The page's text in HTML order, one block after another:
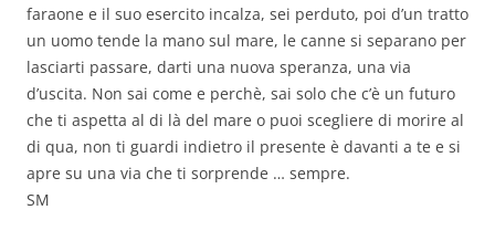
faraone e il suo esercito incalza, sei perduto, poi d’un tratto
un uomo tende la mano sul mare, le canne si separano per
lasciarti passare, darti una nuova speranza, una via
d’uscita. Non sai come e perchè, sai solo che c’è un futuro
che ti aspetta al di là del mare o puoi scegliere di morire al
di qua, non ti guardi indietro il presente è davanti a te e si
apre su una via che ti sorprende … sempre.
SM